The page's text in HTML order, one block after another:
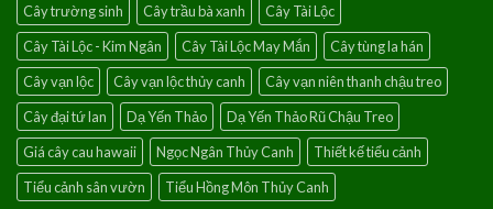
Cây trường sinh
Cây trầu bà xanh
Cây Tài Lộc
Cây Tài Lộc - Kim Ngân
Cây Tài Lộc May Mắn
Cây tùng la hán
Cây vạn lộc
Cây vạn lộc thủy canh
Cây vạn niên thanh chậu treo
Cây đại tứ lan
Dạ Yến Thảo
Dạ Yến Thảo Rũ Chậu Treo
Giá cây cau hawaii
Ngọc Ngân Thủy Canh
Thiết kế tiểu cảnh
Tiểu cảnh sân vườn
Tiểu Hồng Môn Thủy Canh